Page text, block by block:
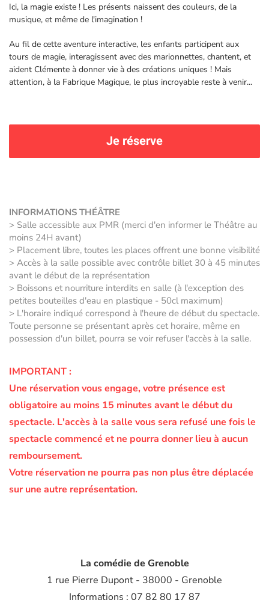
Ici, la magie existe ! Les présents naissent des couleurs, de la
musique, et même de l'imagination !
Au fil de cette aventure interactive, les enfants participent aux
tours de magie, interagissent avec des marionnettes, chantent, et
aident Clémente à donner vie à des créations uniques ! Mais
attention, à la Fabrique Magique, le plus incroyable reste à venir...
Je réserve
INFORMATIONS THÉÂTRE
> Salle accessible aux PMR (merci d'en informer le Théâtre au
moins 24H avant)
> Placement libre, toutes les places offrent une bonne visibilité
> Accès à la salle possible avec contrôle billet 30 à 45 minutes
avant le début de la représentation
> Boissons et nourriture interdits en salle (à l'exception des
petites bouteilles d'eau en plastique - 50cl maximum)
> L'horaire indiqué correspond à l'heure de début du spectacle.
Toute personne se présentant après cet horaire, même en
possession d'un billet, pourra se voir refuser l'accès à la salle.
IMPORTANT :
Une réservation vous engage, votre présence est
obligatoire au moins 15 minutes avant le début du
spectacle. L'accès à la salle vous sera refusé une fois le
spectacle commencé et ne pourra donner lieu à aucun
remboursement.
Votre réservation ne pourra pas non plus être déplacée
sur une autre représentation.
La comédie de Grenoble
1 rue Pierre Dupont - 38000 - Grenoble
Informations : 07 82 80 17 87